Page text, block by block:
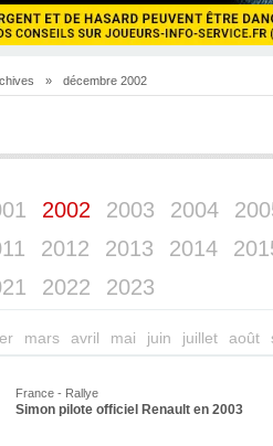
» décembre 2002
2002 2003 2004
2012 2013 2014
2022 2023
mars avril mai juin juillet août
France - Rallye
Simon pilote officiel Renault en 2003